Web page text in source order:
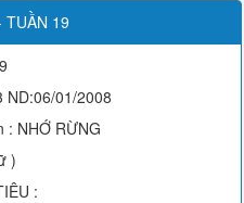
TUẦN 19
ND:06/01/2008
: NHỚ RỪNG
)
: